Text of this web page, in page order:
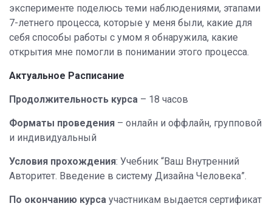
эксперименте поделюсь теми наблюдениями, этапами
7-летнего процесса, которые у меня были, какие для
себя способы работы с умом я обнаружила, какие
открытия мне помогли в понимании этого процесса.
Актуальное Расписание
Продолжительность курса – 18 часов
Форматы проведения – онлайн и оффлайн, групповой
и индивидуальный
Условия прохождения: Учебник “Ваш Внутренний
Авторитет. Введение в систему Дизайна Человека”.
По окончанию курса участникам выдается сертификат